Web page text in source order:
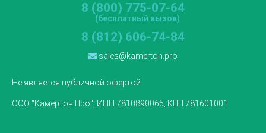
8 (800) 775-07-64
(бесплатный вызов)
8 (812) 606-74-84
sales@kamerton.pro
Не является публичной офертой
ООО "Камертон Про", ИНН 7810890065, КПП 781601001